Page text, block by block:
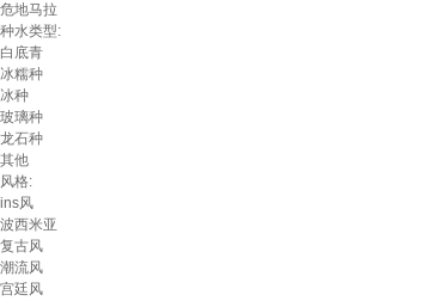
危地马拉
种水类型:
白底青
冰糯种
冰种
玻璃种
龙石种
其他
风格:
ins风
波西米亚
复古风
潮流风
宫廷风